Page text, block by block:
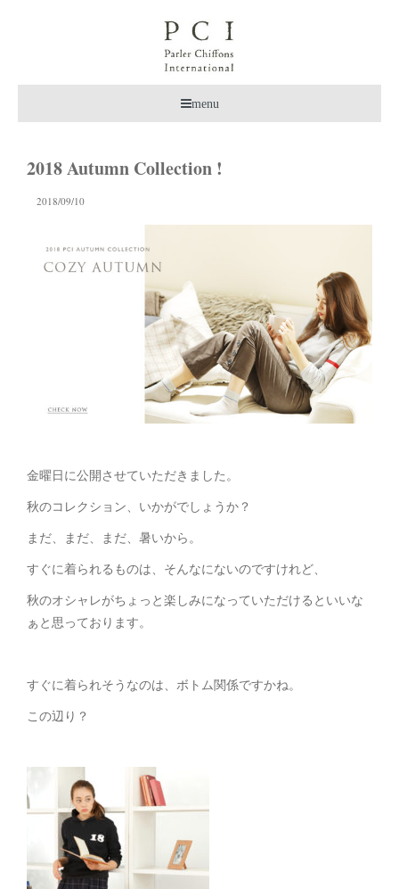
menu
2018 Autumn Collection !
2018/09/10
金曜日に公開させていただきました。
秋のコレクション、いかがでしょうか？
まだ、まだ、まだ、暑いから。
すぐに着られるものは、そんなにないのですけれど、
秋のオシャレがちょっと楽しみになっていただけるといいな
ぁと思っております。
すぐに着られそうなのは、ボトム関係ですかね。
この辺り？